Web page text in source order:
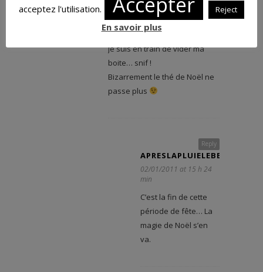
28/12/2010 at 18 h 31 min
Je suis en train de vider ma
boite… snif !
Bizarrement le thé de Noël ne
passe plus
Reply
APRESLAPLUIELEBEAUTEMPS
02/01/2011 at 15 h 24
min
C’est la fin de cette
période de fête… La
magie de Noël s’en
va.
acceptez l'utilisation. Reject
En savoir plus